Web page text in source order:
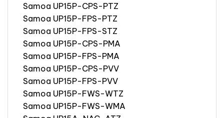
Samoa UP15P-CPS-PTZ
Samoa UP15P-FPS-PTZ
Samoa UP15P-FPS-STZ
Samoa UP15P-CPS-PMA
Samoa UP15P-FPS-PMA
Samoa UP15P-CPS-PVV
Samoa UP15P-FPS-PVV
Samoa UP15P-FWS-WTZ
Samoa UP15P-FWS-WMA